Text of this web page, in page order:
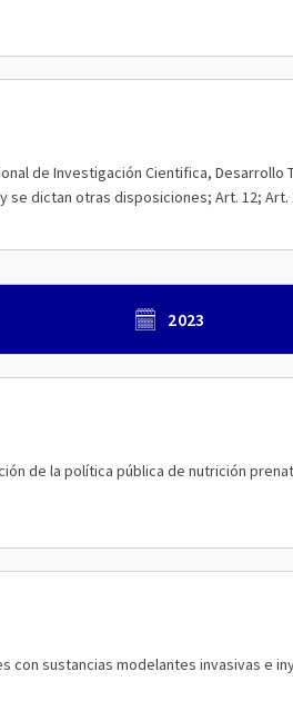
de Investigación Cientifica, Desarrollo
se dictan otras disposiciones; Art. 12; Art.
2023
de la política pública de nutrición
con sustancias modelantes invasivas e